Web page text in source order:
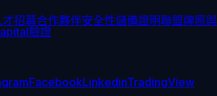
才招募合作夥伴安全性儲備證明聯盟牌照與
驗證
FacebookLinkedinTradingView